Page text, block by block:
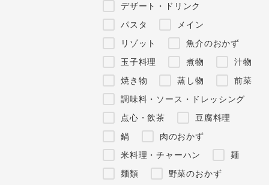
デザート・ドリンク
パスタ
メイン
リゾット
魚介のおかず
玉子料理
煮物
汁物
焼き物
蒸し物
前菜
調味料・ソース・ドレッシング
点心・飲茶
豆腐料理
鍋
肉のおかず
米料理・チャーハン
麺
麺類
野菜のおかず